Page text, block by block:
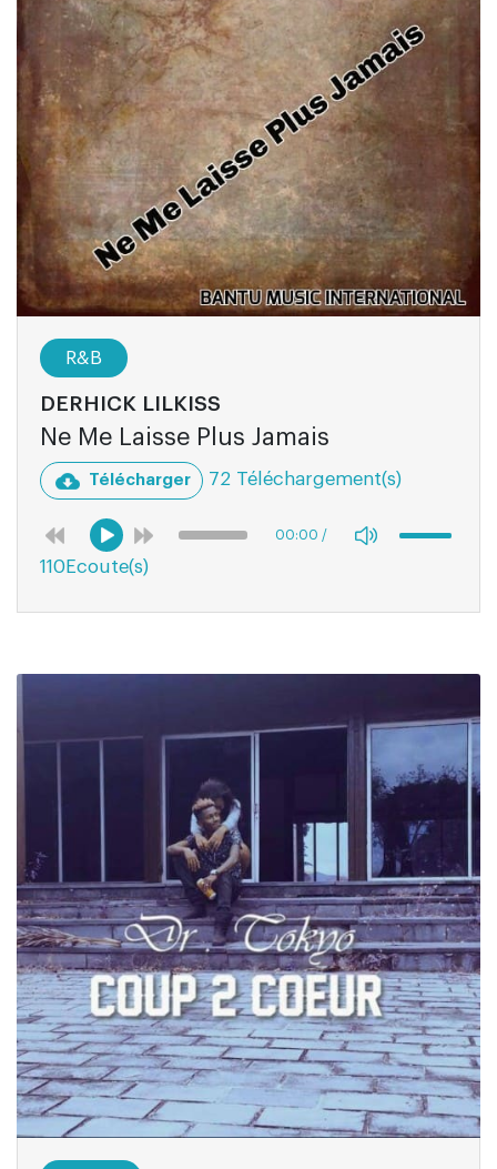
R&B
DERHICK LILKISS
Ne Me Laisse Plus Jamais
Télécharger 72 Téléchargement(s)
00:00 /
110Ecoute(s)